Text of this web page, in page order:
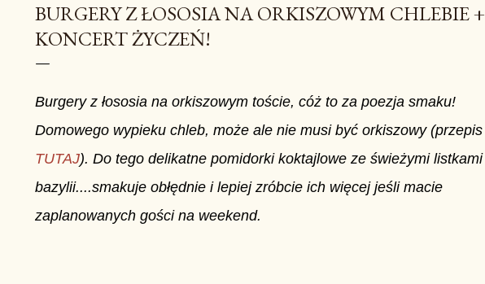
BURGERY Z ŁOSOSIA NA ORKISZOWYM CHLEBIE +
KONCERT ŻYCZEŃ!
Burgery z łososia na orkiszowym toście, cóż to za poezja smaku!
Domowego wypieku chleb, może ale nie musi być orkiszowy (przepis
TUTAJ). Do tego delikatne pomidorki koktajlowe ze świeżymi listkami
bazylii....smakuje obłędnie i lepiej zróbcie ich więcej jeśli macie
zaplanowanych gości na weekend.